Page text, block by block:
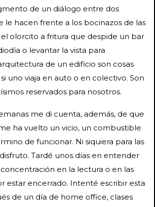
de un diálogo entre dos
le hacen frente a los bocinazos de las
el olorcito a fritura que despide un bar
o levantar la vista para
de un edificio son cosas
uno viaja en auto o en colectivo. Son
reservados para nosotros.
me di cuenta, además, de que
ha vuelto un vicio, un combustible
de funcionar. Ni siquiera para las
Tardé unos días en entender
en la lectura o en las
estar encerrado. Intenté escribir esta
de un día de home office, clases